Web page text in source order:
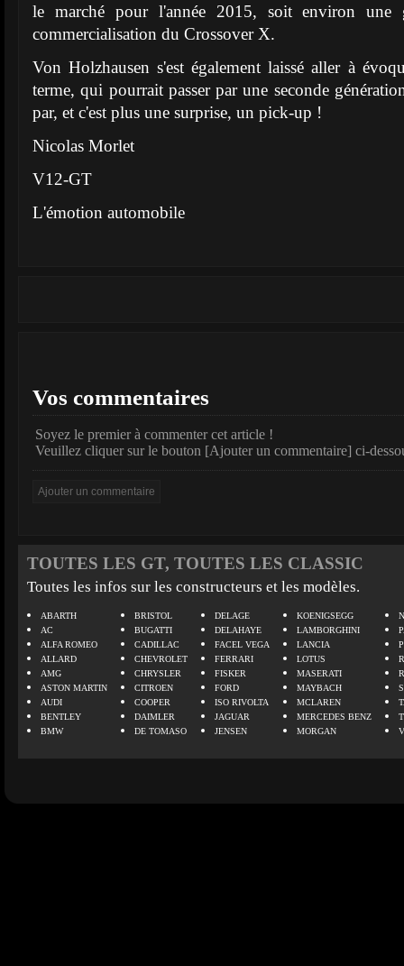
le marché pour l'année 2015, soit environ une
commercialisation du Crossover X.
Von Holzhausen s'est également laissé aller à
terme, qui pourrait passer par une seconde
par, et c'est plus une surprise, un pick-up !
Nicolas Morlet
V12-GT
L'émotion automobile
Vos commentaires
Soyez le premier à commenter cet article !
Veuillez cliquer sur le bouton [Ajouter un commentaire] ci-
TOUTES LES GT, TOUTES LES CLASSIC
Toutes les infos sur les constructeurs et les modèles.
ABARTH
AC
ALFA ROMEO
ALLARD
AMG
ASTON MARTIN
AUDI
BENTLEY
BMW
BRISTOL
BUGATTI
CADILLAC
CHEVROLET
CHRYSLER
CITROEN
COOPER
DAIMLER
DE TOMASO
DELAGE
DELAHAYE
FACEL VEGA
FERRARI
FISKER
FORD
ISO RIVOLTA
JAGUAR
JENSEN
KOENIGSEGG
LAMBORGHINI
LANCIA
LOTUS
MASERATI
MAYBACH
MCLAREN
MERCEDES BENZ
MORGAN